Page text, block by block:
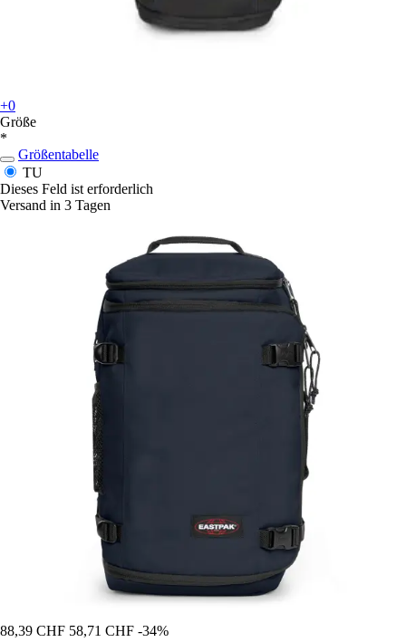
+0
Größe
*
Größentabelle
TU
Dieses Feld ist erforderlich
Versand in 3 Tagen
88,39 CHF 58,71 CHF -34%